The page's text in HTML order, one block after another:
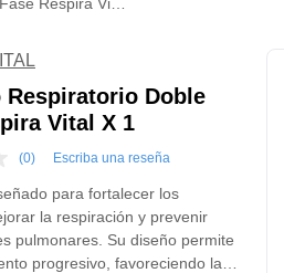
Respiratorio Doble
Vital X 1
(0) Escriba una reseña
para fortalecer los
la respiración y prevenir
pulmonares. Su diseño permite
progresivo, favoreciendo la